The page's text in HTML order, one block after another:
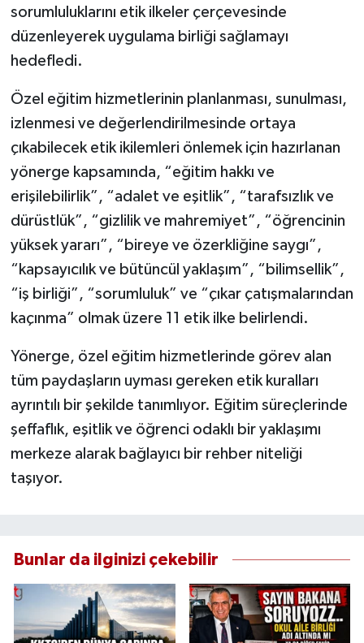
sorumluluklarını etik ilkeler çerçevesinde
düzenleyerek uygulama birliği sağlamayı
hedefledi.
Özel eğitim hizmetlerinin planlanması, sunulması,
izlenmesi ve değerlendirilmesinde ortaya
çıkabilecek etik ikilemleri önlemek için hazırlanan
yönerge kapsamında, “eğitim hakkı ve
erişilebilirlik”, “adalet ve eşitlik”, “tarafsızlık ve
dürüstlük”, “gizlilik ve mahremiyet”, “öğrencinin
yüksek yararı”, “bireye ve özerkliğine saygı”,
“kapsayıcılık ve bütüncül yaklaşım”, “bilimsellik”,
“iş birliği”, “sorumluluk” ve “çıkar çatışmalarından
kaçınma” olmak üzere 11 etik ilke belirlendi.
Yönerge, özel eğitim hizmetlerinde görev alan
tüm paydaşların uyması gereken etik kuralları
ayrıntılı bir şekilde tanımlıyor. Eğitim süreçlerinde
şeffaflık, eşitlik ve öğrenci odaklı bir yaklaşımı
merkeze alarak bağlayıcı bir rehber niteliği
taşıyor.
Bunlar da ilginizi çekebilir